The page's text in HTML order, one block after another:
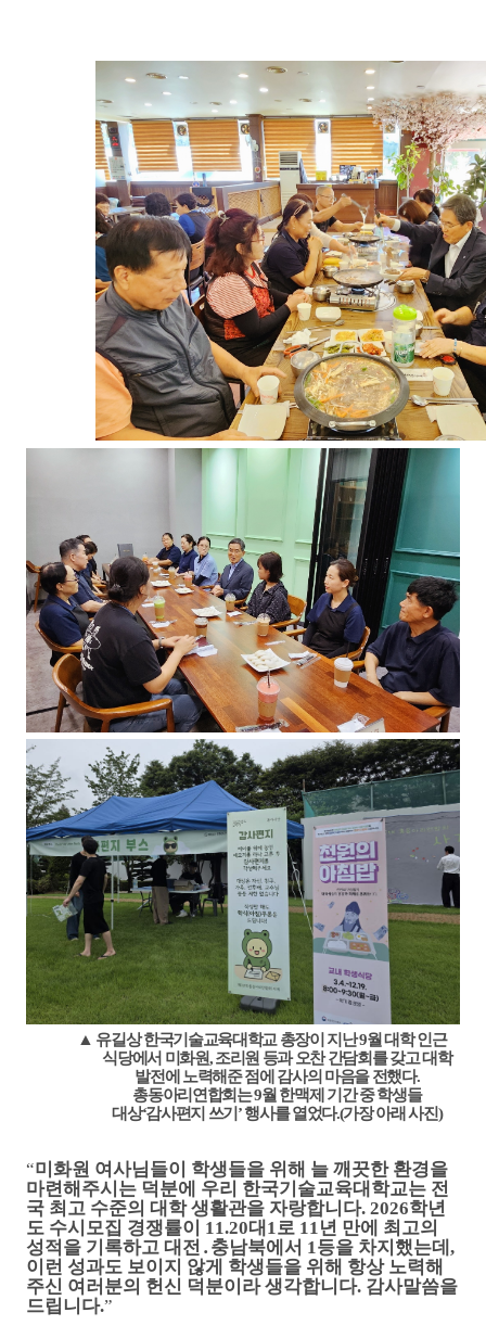
▲ 유길상 한국기술교육대학교 총장이 지난9월 대학 인근
식당에서 미화원,조리원 등과 오찬 간담회를 갖고 대학
발전에 노력해준 점에 감사의 마음을 전했다.
총동아리연합회는9월 한맥제 기간 중 학생들
대상‘감사편지 쓰기 ’행사를 열었다.(가장아래 사진)
“미화원 여사님들이 학생들을 위해 늘 깨끗한 환경을
마련해주시는 덕분에 우리 한국기술교육대학교는 전
국 최고 수준의 대학 생활관을 자랑합니다. 2026학년
도 수시모집 경쟁률이 11.20대 1 로 11 년 만에 최고의
성적을 기록하고 대전 ․ 충남북에서 1 등을 차지했는데 ,
이런 성과도 보이지 않게 학생들을 위해 항상 노력해
주신 여러분의 헌신 덕분이라 생각합니다. 감사말씀을
드립니다.”